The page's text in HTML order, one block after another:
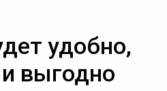
удобно,
выгодно